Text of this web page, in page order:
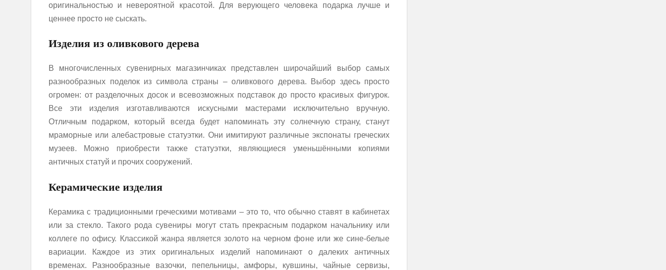
оригинальностью и невероятной красотой. Для верующего человека подарка лучше и
ценнее просто не сыскать.
Изделия из оливкового дерева
В многочисленных сувенирных магазинчиках представлен широчайший выбор самых
разнообразных поделок из символа страны – оливкового дерева. Выбор здесь просто
огромен: от разделочных досок и всевозможных подставок до просто красивых фигурок.
Все эти изделия изготавливаются искусными мастерами исключительно вручную.
Отличным подарком, который всегда будет напоминать эту солнечную страну, станут
мраморные или алебастровые статуэтки. Они имитируют различные экспонаты греческих
музеев. Можно приобрести также статуэтки, являющиеся уменьшёнными копиями
античных статуй и прочих сооружений.
Керамические изделия
Керамика с традиционными греческими мотивами – это то, что обычно ставят в кабинетах
или за стекло. Такого рода сувениры могут стать прекрасным подарком начальнику или
коллеге по офису. Классикой жанра является золото на черном фоне или же сине-белые
вариации. Каждое из этих оригинальных изделий напоминают о далеких античных
временах. Разнообразные вазочки, пепельницы, амфоры, кувшины, чайные сервизы,